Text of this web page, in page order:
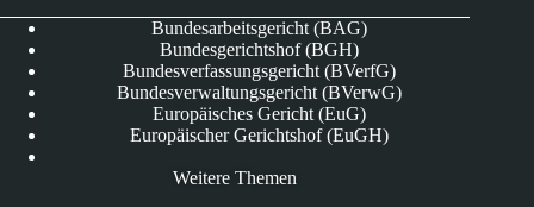
Bundesarbeitsgericht (BAG)
Bundesgerichtshof (BGH)
Bundesverfassungsgericht (BVerfG)
Bundesverwaltungsgericht (BVerwG)
Europäisches Gericht (EuG)
Europäischer Gerichtshof (EuGH)
Weitere Themen